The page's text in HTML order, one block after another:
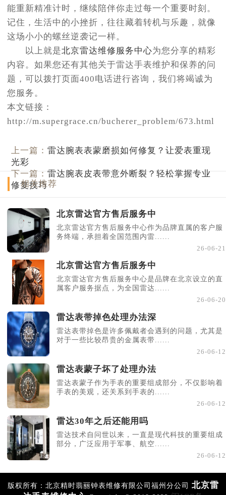
能重新精准计时，继续陪伴你走过每一个重要时刻。
记住，生活中的小挫折，往往藏着转机与乐趣，就像
这场小小的螺丝逆袭记一样。
以上就是北京雷达维修服务中心为您分享的精彩
内容。如果您还有其他关于雷达手表维护和保养的问
题，可以拨打页面400电话进行咨询，我们将竭诚为
您服务。
本文链接：
http://m.supergrace.cn/bucherer_problem/673.html
上一篇：雷达腕表表蒙磨损如何修复？让爱表重现
光彩
下一篇：雷达腕表皮表带意外断裂？轻松掌握专业
修复技巧
相关推荐
北京雷达官方售后服务中
北京雷达官方售后服务中心作为品牌直属的客户服
务终端，承担着全国范围内雷......
26-06-21
北京雷达官方售后服务中
北京雷达官方售后服务中心是品牌在北京设立的直
属客户服务据点，为全国雷达......
26-06-20
雷达表带掉色处理办法深
雷达表带掉色是许多佩戴者会遇到的问题，尤其是
对于一些比较昂贵的金属表带......
26-06-12
雷达表蒙子坏了处理办法
雷达表蒙子作为手表的重要组成部分，不仅影响着
手表的美观，还关系到手表的......
26-06-12
雷达30年之后还能用吗
雷达技术自问世以来，一直是现代科技的重要组成
部分，广泛应用于军事、航空......
26-06-12
版权所有：北京精时翡丽钟表维修有限公司福州分公司 北京雷